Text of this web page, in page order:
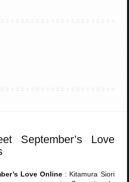
September’s Love
Love Online : Kitamura Siori